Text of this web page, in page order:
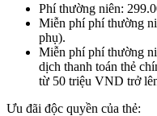
Phí thường niên:
Miễn phí phí thường
phụ).
Miễn phí phí thường
dịch thanh toán thẻ
từ 50 triệu VND trở
Ưu đãi độc quyền của thẻ: